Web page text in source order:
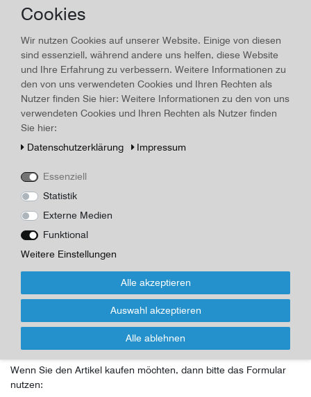
Münchner Illustrierte Presse,
Land/Ort:München, Erscheinungsjahr: 1933
Technisches
Merkmal
Wert
Art.-ID 16457
Beschreibung
Münchner Illustrierte Presse, 03.12.1933, Nr. 48, Seitenzahlen
1558 bis 1588, Maße 37,4 x 27,5 cm, mittig Knickfalte,
altersüblicher Zustand
Herausgeber/Autor
Münchner Illustrierte Presse
23,00 EUR
Für Infos zum Artikel oder Kauf, bitte Formular
nutzen!
Wenn Sie den Artikel kaufen möchten, dann bitte das Formular
nutzen:
Cookies
Wir nutzen Cookies auf unserer Website. Einige von diesen
sind essenziell, während andere uns helfen, diese Website
und Ihre Erfahrung zu verbessern. Weitere Informationen zu
den von uns verwendeten Cookies und Ihren Rechten als
Nutzer finden Sie hier: Weitere Informationen zu den von uns
verwendeten Cookies und Ihren Rechten als Nutzer finden
Sie hier:
Daten­schutz­erklärung
Impressum
Essenziell
Statistik
Externe Medien
Funktional
Weitere Einstellungen
Alle akzeptieren
Auswahl akzeptieren
Alle ablehnen